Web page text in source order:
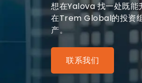
想在Yalova 找一处既能
在Trem Global的投资
产。
联系我们